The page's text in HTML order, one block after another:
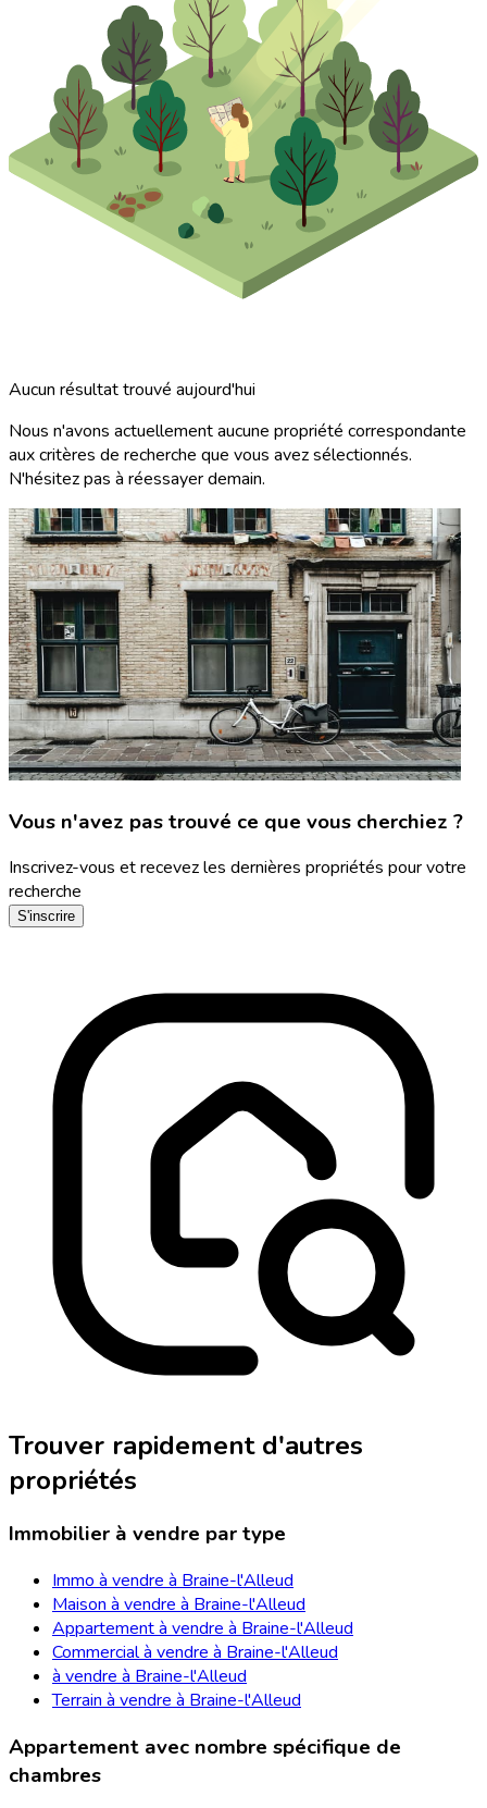
Aucun résultat trouvé aujourd'hui
Nous n'avons actuellement aucune propriété correspondante
aux critères de recherche que vous avez sélectionnés.
N'hésitez pas à réessayer demain.
Vous n'avez pas trouvé ce que vous cherchiez ?
Inscrivez-vous et recevez les dernières propriétés pour votre
recherche
S'inscrire
Trouver rapidement d'autres
propriétés
Immobilier à vendre par type
Immo à vendre à Braine-l'Alleud
Maison à vendre à Braine-l'Alleud
Appartement à vendre à Braine-l'Alleud
Commercial à vendre à Braine-l'Alleud
à vendre à Braine-l'Alleud
Terrain à vendre à Braine-l'Alleud
Appartement avec nombre spécifique de
chambres